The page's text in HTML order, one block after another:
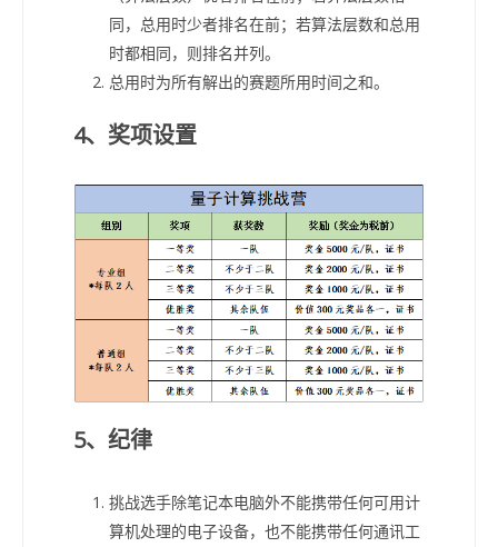
同，总用时少者排名在前；若算法层数和总用
时都相同，则排名并列。
总用时为所有解出的赛题所用时间之和。
4、奖项设置
5、纪律
挑战选手除笔记本电脑外不能携带任何可用计
算机处理的电子设备，也不能携带任何通讯工